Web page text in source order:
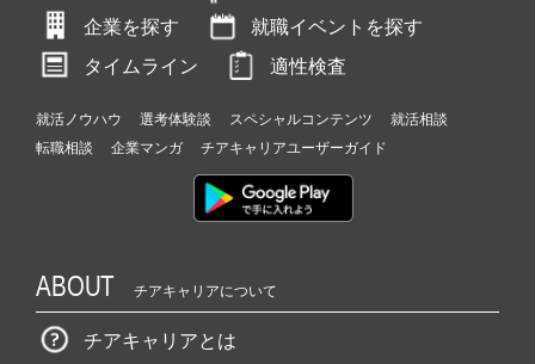
企業を探す
就職イベントを探す
タイムライン
適性検査
就活ノウハウ 選考体験談 スペシャルコンテンツ
就活相談
転職相談
企業マンガ チアキャリアユーザーガイド
ABOUT チアキャリアについて
チアキャリアとは